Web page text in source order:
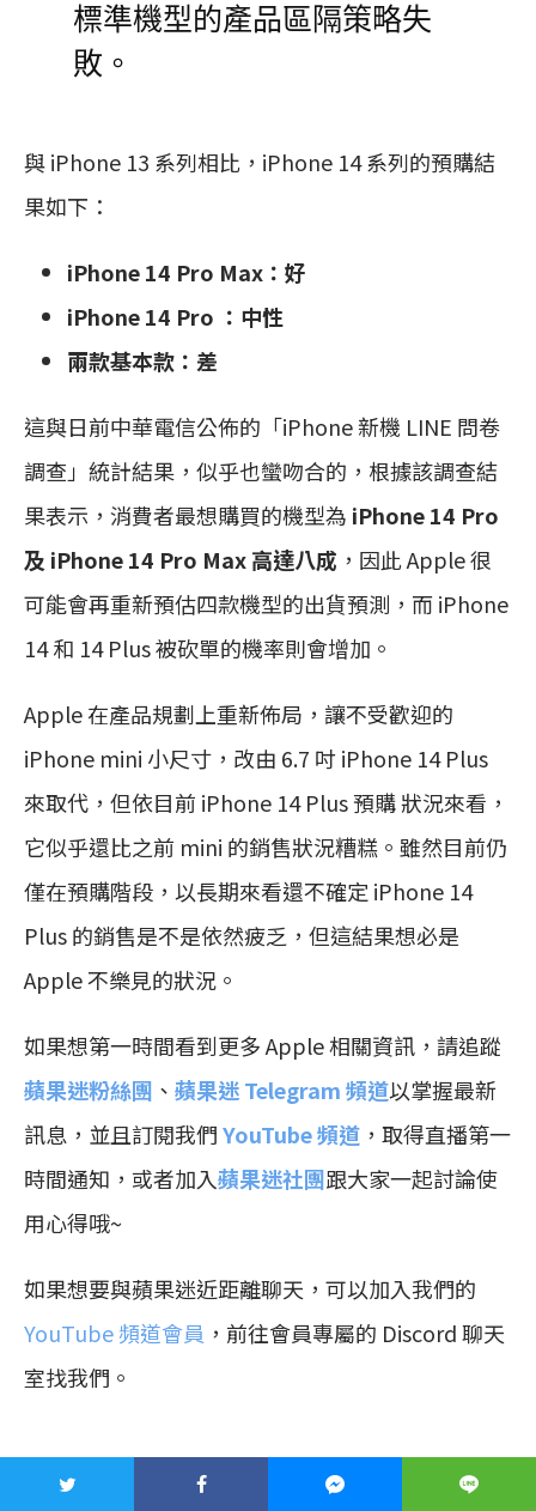
標準機型的產品區隔策略失
敗。
與 iPhone 13 系列相比，iPhone 14 系列的預購結
果如下：
iPhone 14 Pro Max：好
iPhone 14 Pro ：中性
兩款基本款：差
這與日前中華電信公佈的「iPhone 新機 LINE 問卷
調查」統計結果，似乎也蠻吻合的，根據該調查結
果表示，消費者最想購買的機型為 iPhone 14 Pro
及 iPhone 14 Pro Max 高達八成 ，因此 Apple 很
可能會再重新預估四款機型的出貨預測，而 iPhone
14 和 14 Plus 被砍單的機率則會增加。
Apple 在產品規劃上重新佈局，讓不受歡迎的
iPhone mini 小尺寸，改由 6.7 吋 iPhone 14 Plus
來取代，但依目前 iPhone 14 Plus 預購 狀況來看，
它似乎還比之前 mini 的銷售狀況糟糕。雖然目前仍
僅在預購階段，以長期來看還不確定 iPhone 14
Plus 的銷售是不是依然疲乏，但這結果想必是
Apple 不樂見的狀況。
如果想第一時間看到更多 Apple 相關資訊，請追蹤
蘋果迷粉絲團 、 蘋果迷 Telegram 頻道以掌握最新
訊息，並且訂閱我們YouTube 頻道 ，取得直播第一
時間通知，或者加入蘋果迷社團跟大家一起討論使
用心得哦~
如果想要與蘋果迷近距離聊天，可以加入我們的
YouTube 頻道會員 ，前往會員專屬的 Discord 聊天
室找我們。